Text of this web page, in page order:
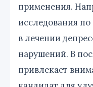
применения.
исследования
в лечении
нарушений. В
привлекает